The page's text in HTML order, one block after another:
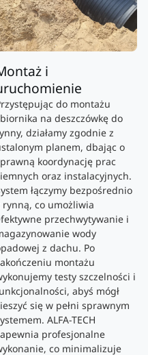
i
do montażu
na deszczówkę do
działamy zgodnie z
planem, dbając o
koordynację prac
oraz instalacyjnych.
łączymy bezpośrednio
rynną, co umożliwia
przechwytywanie i
wody
z dachu. Po
montażu
testy szczelności i
abyś mógł
się w pełni sprawnym
ALFA-TECH
profesjonalne
co minimalizuje